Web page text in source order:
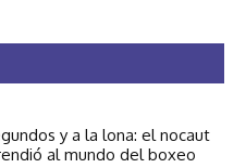
y a la lona: el nocaut
al mundo del boxeo